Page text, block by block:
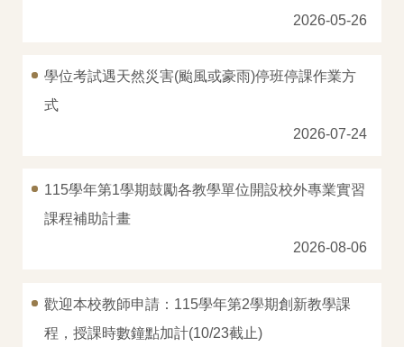
校外實習
國內交換生
本組位置圖
2026-05-26
學位考試遇天然災害(颱風或豪雨)停班停課作業方
式
2026-07-24
115學年第1學期鼓勵各教學單位開設校外專業實習
課程補助計畫
2026-08-06
歡迎本校教師申請：115學年第2學期創新教學課
程，授課時數鐘點加計(10/23截止)